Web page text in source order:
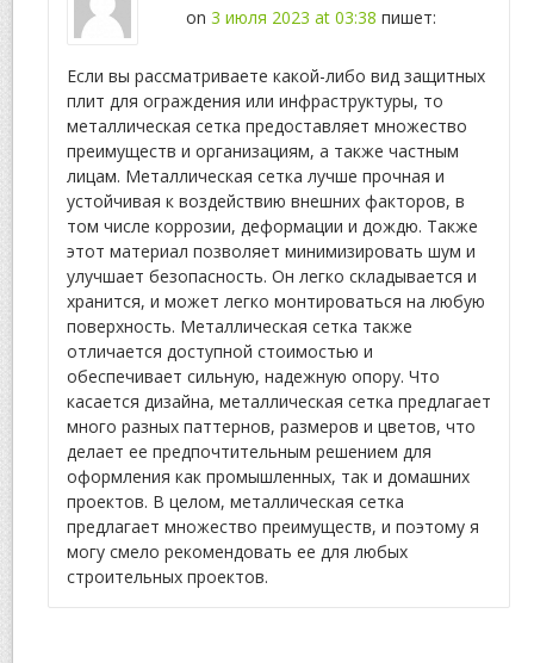
on 3 июля 2023 at 03:38 пишет:
Если вы рассматриваете какой-либо вид защитных
плит для ограждения или инфраструктуры, то
металлическая сетка предоставляет множество
преимуществ и организациям, а также частным
лицам. Металлическая сетка лучше прочная и
устойчивая к воздействию внешних факторов, в
том числе коррозии, деформации и дождю. Также
этот материал позволяет минимизировать шум и
улучшает безопасность. Он легко складывается и
хранится, и может легко монтироваться на любую
поверхность. Металлическая сетка также
отличается доступной стоимостью и
обеспечивает сильную, надежную опору. Что
касается дизайна, металлическая сетка предлагает
много разных паттернов, размеров и цветов, что
делает ее предпочтительным решением для
оформления как промышленных, так и домашних
проектов. В целом, металлическая сетка
предлагает множество преимуществ, и поэтому я
могу смело рекомендовать ее для любых
строительных проектов.